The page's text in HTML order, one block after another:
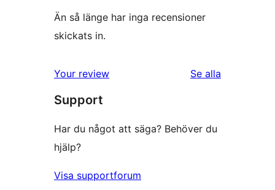
Än så länge har inga recensioner
skickats in.
Your review
Se alla
Support
Har du något att säga? Behöver du
hjälp?
Visa supportforum